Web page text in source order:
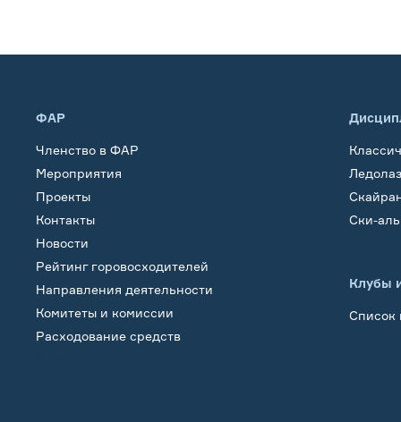
ФАР
Членство в ФАР
Мероприятия
Проекты
Контакты
Новости
Рейтинг горовосходителей
Направления деятельности
Комитеты и комиссии
Расходование средств
Ски-
Клубы
Список